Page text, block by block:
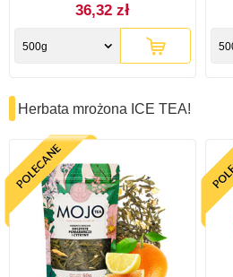
36,32 zł
500g
Herbata mrożona ICE TEA!